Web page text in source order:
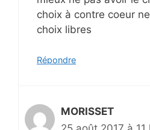
choix à contre coeur
choix libres
Répondre
MORISSET